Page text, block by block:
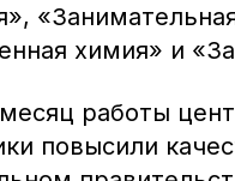
химия» и
работы
повысили